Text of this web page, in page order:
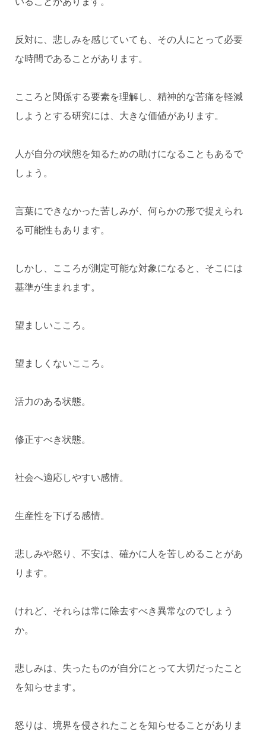
反対に、悲しみを感じていても、その人にとって必要
な時間であることがあります。
こころと関係する要素を理解し、精神的な苦痛を軽減
しようとする研究には、大きな価値があります。
人が自分の状態を知るための助けになることもあるで
しょう。
言葉にできなかった苦しみが、何らかの形で捉えられ
る可能性もあります。
しかし、こころが測定可能な対象になると、そこには
基準が生まれます。
望ましいこころ。
望ましくないこころ。
活力のある状態。
修正すべき状態。
社会へ適応しやすい感情。
生産性を下げる感情。
悲しみや怒り、不安は、確かに人を苦しめることがあ
ります。
けれど、それらは常に除去すべき異常なのでしょう
か。
悲しみは、失ったものが自分にとって大切だったこと
を知らせます。
怒りは、境界を侵されたことを知らせることがありま